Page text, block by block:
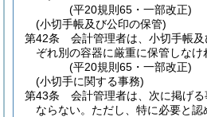
(平20規則65・一部改正)
(小切手帳及び公印の保管)
第42条
会計管理者は、小切手帳
ぞれ別の容器に厳重に保管しなけ
(平20規則65・一部改正)
(小切手に関する事務)
第43条
会計管理者は、次に掲げ
ならない。 ただし、特に必要と認